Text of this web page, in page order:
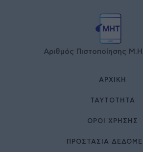
Αριθμός Πιστοποίησης
ΑΡΧΙΚΉ
ΤΑΥΤΌΤΗΤΑ
ΌΡΟΙ ΧΡΉΣΗΣ
ΠΡΟΣΤΑΣΙΑ